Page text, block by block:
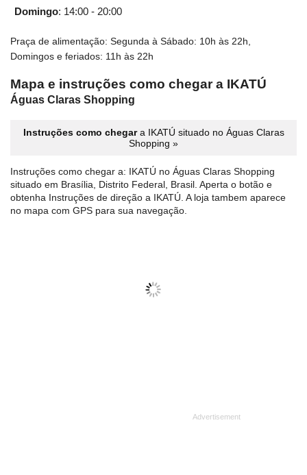
Domingo: 14:00 - 20:00
Praça de alimentação: Segunda à Sábado: 10h às 22h,
Domingos e feriados: 11h às 22h
Mapa e instruções como chegar a IKATÚ
Águas Claras Shopping
Instruções como chegara IKATÚ situado no Águas Claras
Shopping »
Instruções como chegar a: IKATÚ no Águas Claras Shopping
situado em Brasília, Distrito Federal, Brasil. Aperta o botão e
obtenha Instruções de direção a IKATÚ. A loja tambem aparece
no mapa com GPS para sua navegação.